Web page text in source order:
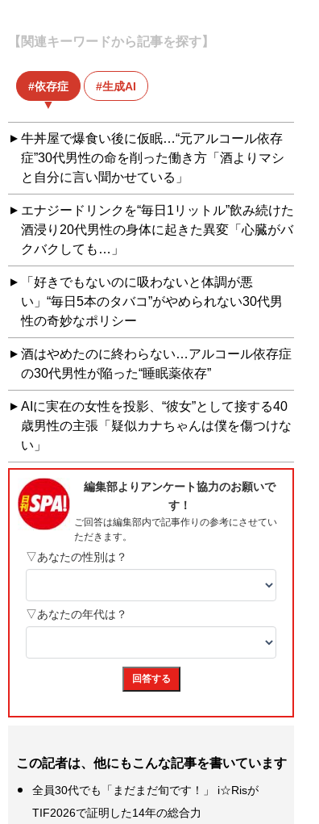
【関連キーワードから記事を探す】
依存症 生成AI
牛丼屋で爆食い後に仮眠…“元アルコール依存
症”30代男性の命を削った働き方「酒よりマシ
と自分に言い聞かせている」
エナジードリンクを“毎日1リットル”飲み続けた
酒浸り20代男性の身体に起きた異変「心臓がバ
クバクしても…」
「好きでもないのに吸わないと体調が悪
い」“毎日5本のタバコ”がやめられない30代男
性の奇妙なポリシー
酒はやめたのに終わらない…アルコール依存症
の30代男性が陥った“睡眠薬依存”
AIに実在の女性を投影、“彼女”として接する40
歳男性の主張「疑似カナちゃんは僕を傷つけな
い」
この記者は、他にもこんな記事を書いています
全員30代でも「まだまだ旬です！」 i☆Risが
TIF2026で証明した14年の総合力